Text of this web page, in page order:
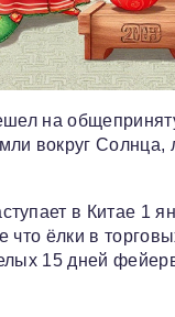
на
вокруг
в Китае 1
что ёлки в
15 дней